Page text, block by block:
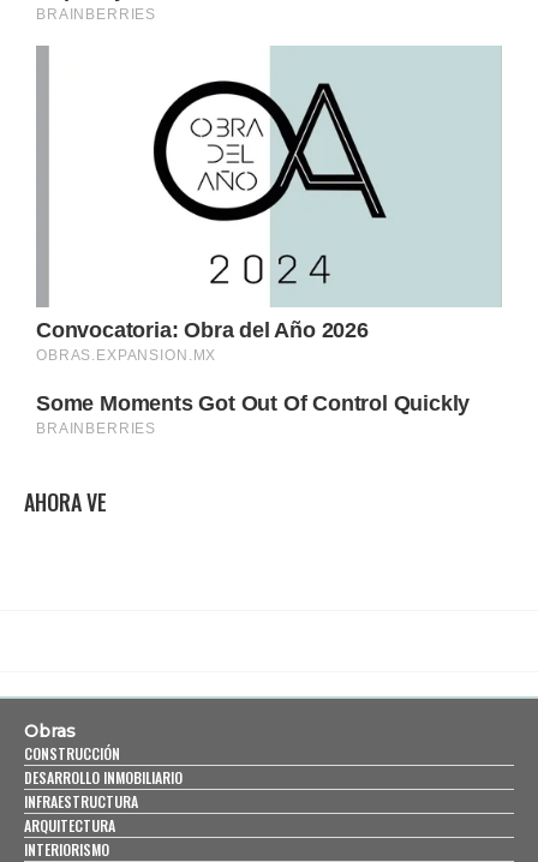
AHORA VE
Obras
CONSTRUCCIÓN
DESARROLLO INMOBILIARIO
INFRAESTRUCTURA
ARQUITECTURA
INTERIORISMO